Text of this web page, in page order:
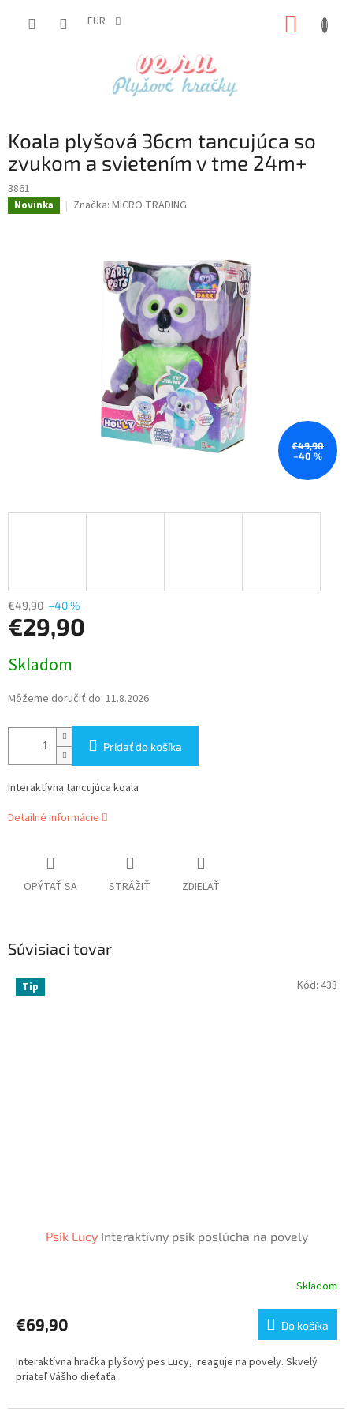
EUR
Koala plyšová 36cm tancujúca so
zvukom a svietením v tme 24m+
3861
Novinka Značka: MICRO TRADING
€49,90
–40 %
€49,90 –40 %
€29,90
cena:
Skladom
Môžeme doručiť do: 11.8.2026
Pridať do košíka
Interaktívna tancujúca koala
Detailné informácie
OPÝTAŤ SA STRÁŽIŤ ZDIEĽAŤ
Súvisiaci tovar
Tip
Psík Lucy Interaktívny psík poslúcha na povely
Skladom
€69,90 Do košíka
Interaktívna hračka plyšový pes Lucy, reaguje na povely. Skvelý
priateľ Vášho dieťaťa.
Kód: 433